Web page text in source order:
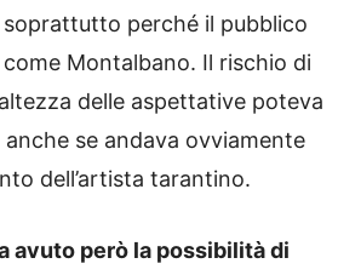
perché il pubblico
Montalbano. Il rischio di
delle aspettative poteva
anche se andava ovviamente
dell’artista tarantino.
avuto però la possibilità di